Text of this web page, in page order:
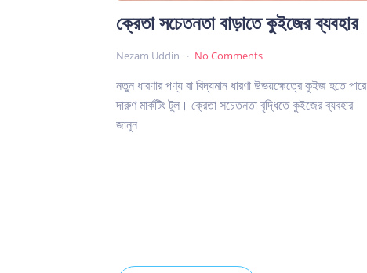
ক্রেতা সচেতনতা বাড়াতে কুইজের ব্যবহার
Nezam Uddin No Comments
নতুন ধারণার পণ্য বা বিদ্যমান ধারণা উভয়ক্ষেত্রে কুইজ হতে পারে
দারুণ মার্কটিং টুল। ক্রেতা সচেতনতা বৃদ্ধিতে কুইজের ব্যবহার
জানুন